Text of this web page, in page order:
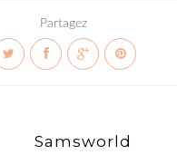
Partagez